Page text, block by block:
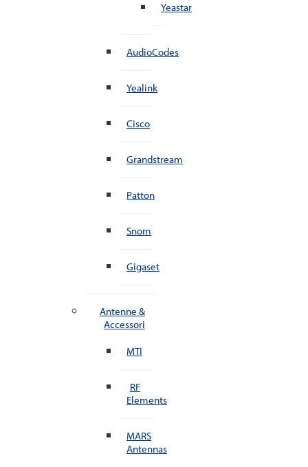
Yeastar
AudioCodes
Yealink
Cisco
Grandstream
Patton
Snom
Gigaset
Antenne &
Accessori
MTI
RF
Elements
MARS
Antennas